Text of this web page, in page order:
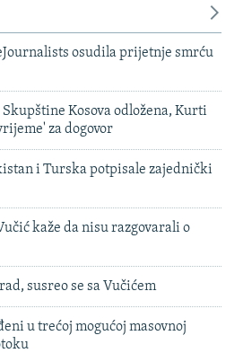
osudila prijetnje smrću
Kosova odložena, Kurti
za dogovor
i Turska potpisale zajednički
kaže da nisu razgovarali o
susreo se sa Vučićem
u trećoj mogućoj masovnoj